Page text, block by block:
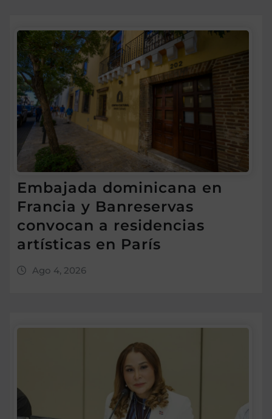
Embajada dominicana en
Francia y Banreservas
convocan a residencias
artísticas en París
Ago 4, 2026